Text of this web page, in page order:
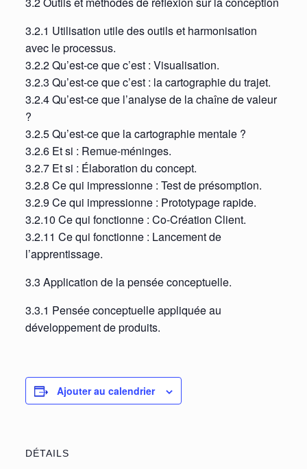
3.2.1 Utilisation utile des outils et harmonisation
avec le processus.
3.2.2 Qu’est-ce que c’est : Visualisation.
3.2.3 Qu’est-ce que c’est : la cartographie du trajet.
3.2.4 Qu’est-ce que l’analyse de la chaîne de valeur
?
3.2.5 Qu’est-ce que la cartographie mentale ?
3.2.6 Et si : Remue-méninges.
3.2.7 Et si : Élaboration du concept.
3.2.8 Ce qui impressionne : Test de présomption.
3.2.9 Ce qui impressionne : Prototypage rapide.
3.2.10 Ce qui fonctionne : Co-Création Client.
3.2.11 Ce qui fonctionne : Lancement de
l’apprentissage.
3.3 Application de la pensée conceptuelle.
3.3.1 Pensée conceptuelle appliquée au
développement de produits.
Ajouter au calendrier
DÉTAILS